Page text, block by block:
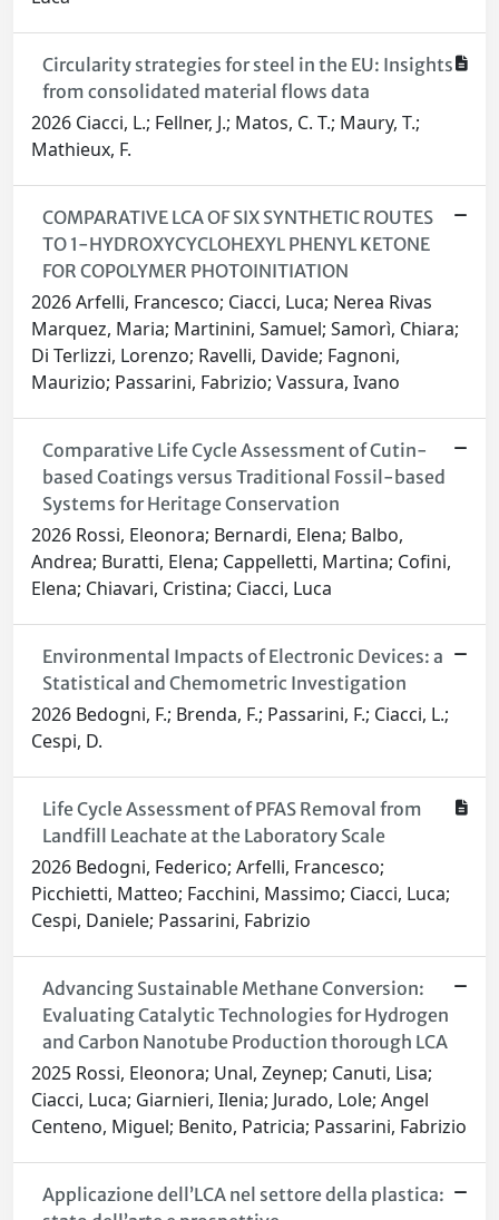
Circularity strategies for steel in the EU: Insights
from consolidated material flows data
2026 Ciacci, L.; Fellner, J.; Matos, C. T.; Maury, T.;
Mathieux, F.
COMPARATIVE LCA OF SIX SYNTHETIC ROUTES
TO 1-HYDROXYCYCLOHEXYL PHENYL KETONE
FOR COPOLYMER PHOTOINITIATION
2026 Arfelli, Francesco; Ciacci, Luca; Nerea Rivas
Marquez, Maria; Martinini, Samuel; Samorì, Chiara;
Di Terlizzi, Lorenzo; Ravelli, Davide; Fagnoni,
Maurizio; Passarini, Fabrizio; Vassura, Ivano
Comparative Life Cycle Assessment of Cutin-
based Coatings versus Traditional Fossil-based
Systems for Heritage Conservation
2026 Rossi, Eleonora; Bernardi, Elena; Balbo,
Andrea; Buratti, Elena; Cappelletti, Martina; Cofini,
Elena; Chiavari, Cristina; Ciacci, Luca
Environmental Impacts of Electronic Devices: a
Statistical and Chemometric Investigation
2026 Bedogni, F.; Brenda, F.; Passarini, F.; Ciacci, L.;
Cespi, D.
Life Cycle Assessment of PFAS Removal from
Landfill Leachate at the Laboratory Scale
2026 Bedogni, Federico; Arfelli, Francesco;
Picchietti, Matteo; Facchini, Massimo; Ciacci, Luca;
Cespi, Daniele; Passarini, Fabrizio
Advancing Sustainable Methane Conversion:
Evaluating Catalytic Technologies for Hydrogen
and Carbon Nanotube Production thorough LCA
2025 Rossi, Eleonora; Unal, Zeynep; Canuti, Lisa;
Ciacci, Luca; Giarnieri, Ilenia; Jurado, Lole; Angel
Centeno, Miguel; Benito, Patricia; Passarini, Fabrizio
Applicazione dell’LCA nel settore della plastica: